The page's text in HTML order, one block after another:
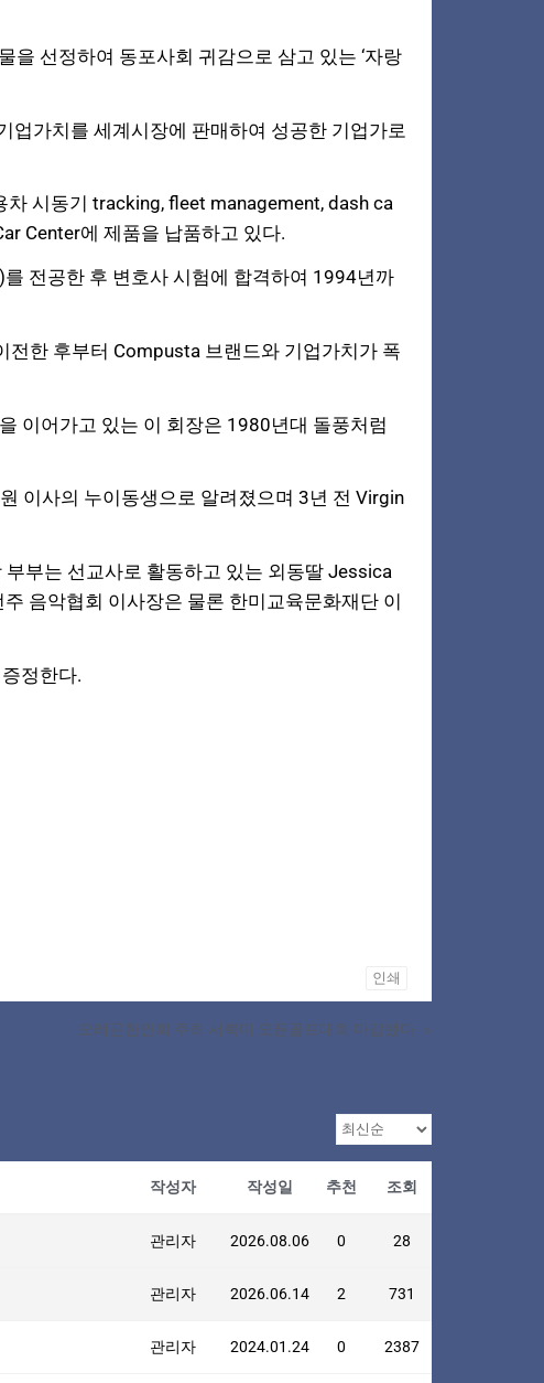
을 선정하여 동포사회 귀감으로 삼고 있는 ‘자랑
업가치를 세계시장에 판매하여 성공한 기업가로
시동기 tracking, fleet management, dash ca
Center에 제품을 납품하고 있다.
전공한 후 변호사 시험에 합격하여 1994년까
한 후부터 Compusta 브랜드와 기업가치가 폭
이어가고 있는 이 회장은 1980년대 돌풍처럼
이사의 누이동생으로 알려졌으며 3년 전 Virgin
부는 선교사로 활동하고 있는 외동딸 Jessica
음악협회 이사장은 물론 한미교육문화재단 이
정한다.
인쇄
오레곤한인회 주최 서북미 오픈골프대회 마감됐다 »
작성자 작성일 추천 조회
관리자 2026.08.06 0 28
관리자 2026.06.14 2 731
관리자 2024.01.24 0 2387